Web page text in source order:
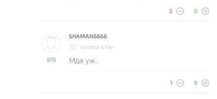
2 0
615
-
SHAMAN6666
пасека s fan
Мда уж..
1 0